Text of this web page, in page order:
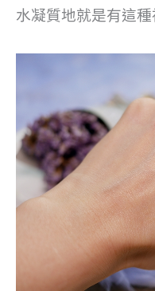
水凝質地就是有這